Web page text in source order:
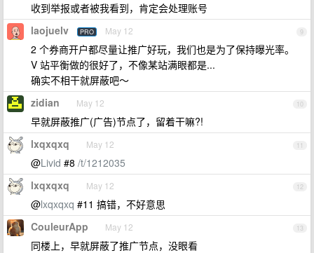
收到举报或者被我看到，肯定会处理账号
9
laojuelv PRO May 12
2 个券商开户都尽量让推广好玩，我们也是为了保持曝光率。
V 站平衡做的很好了，不像某站满眼都是...
确实不相干就屏蔽吧～
10
zidian May 12
早就屏蔽推广(广告)节点了，留着干嘛?!
11
lxqxqxq May 12
@Livid #8 /t/1212035
12
lxqxqxq May 12
@lxqxqxq #11 搞错，不好意思
13
CouleurApp May 12
同楼上，早就屏蔽了推广节点，没眼看